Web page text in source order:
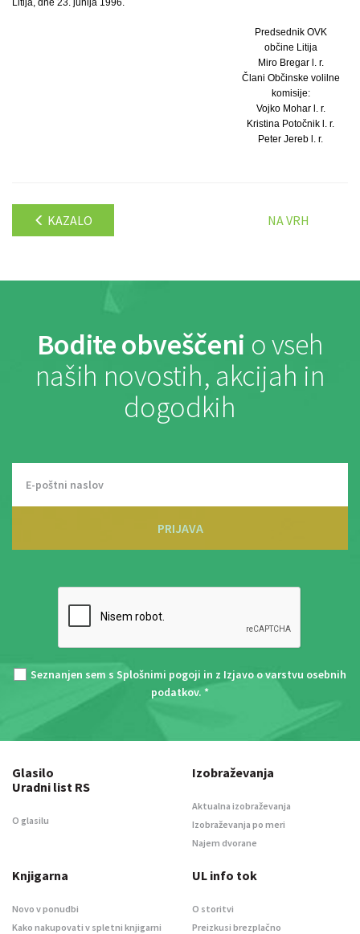
Predsednik OVK
občine Litija
Miro Bregar l. r.
Člani Občinske volilne
komisije:
Vojko Mohar l. r.
Kristina Potočnik l. r.
Peter Jereb l. r.
KAZALO NA VRH
Bodite obveščeni o vseh
naših novostih, akcijah in
dogodkih
PRIJAVA
Seznanjen sem s Splošnimi pogoji in z Izjavo o varstvu osebnih
podatkov. *
Glasilo
Uradni list RS
O glasilu
Izobraževanja
Aktualna izobraževanja
Izobraževanja po meri
Najem dvorane
Knjigarna
Novo v ponudbi
Kako nakupovati v spletni knjigarni
UL info tok
O storitvi
Preizkusi brezplačno